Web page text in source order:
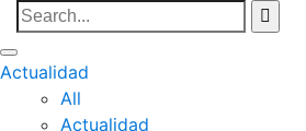
Actualidad
All
Actualidad